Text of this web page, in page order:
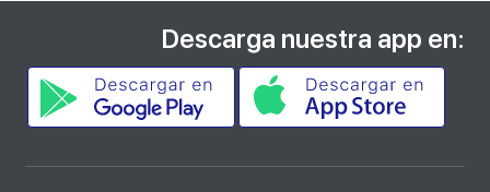
Descarga nuestra app en: